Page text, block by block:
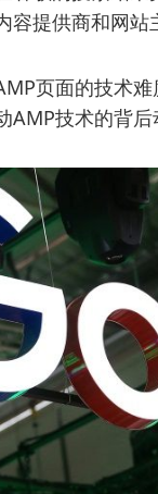
容提供商和网站
页面的技术
技术的背后